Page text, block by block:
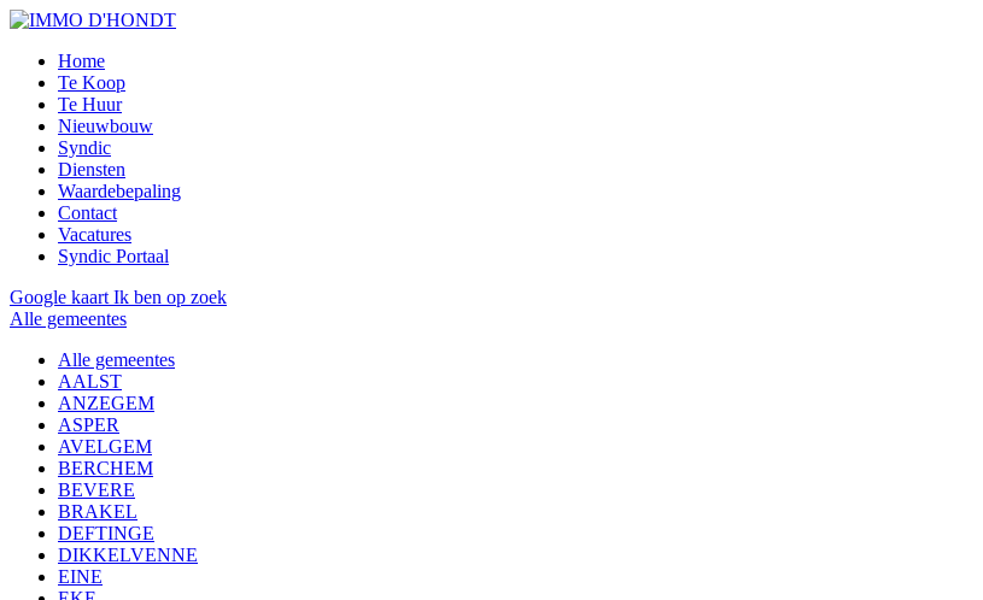
Home
Te Koop
Te Huur
Nieuwbouw
Syndic
Diensten
Waardebepaling
Contact
Vacatures
Syndic Portaal
Google kaart Ik ben op zoek
Alle gemeentes
Alle gemeentes
AALST
ANZEGEM
ASPER
AVELGEM
BERCHEM
BEVERE
BRAKEL
DEFTINGE
DIKKELVENNE
EINE